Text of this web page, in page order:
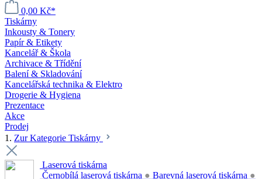
0,00 Kč*
Tiskárny
Inkousty & Tonery
Papír & Etikety
Kancelář & Škola
Archivace & Třídění
Balení & Skladování
Kancelářská technika & Elektro
Drogerie & Hygiena
Prezentace
Akce
Prodej
1. Zur Kategorie Tiskárny
Laserová tiskárna
Černobílá laserová tiskárna ● Barevná laserová tiskárna ●